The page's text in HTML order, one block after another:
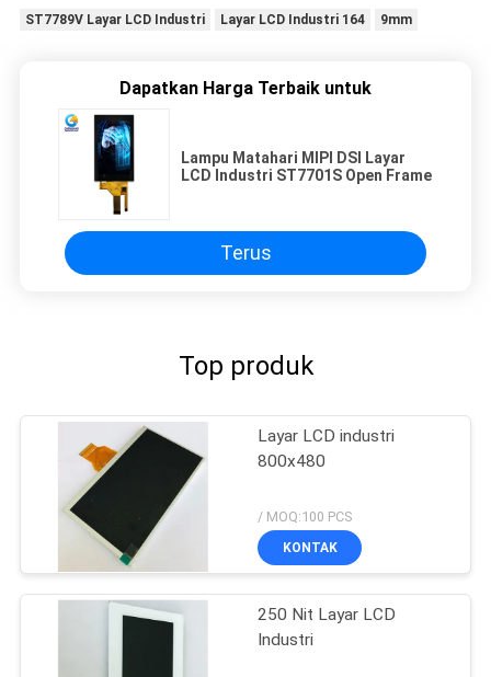
ST7789V Layar LCD Industri Layar LCD Industri 164 9mm
Dapatkan Harga Terbaik untuk
Lampu Matahari MIPI DSI Layar
LCD Industri ST7701S Open Frame
Terus
Top produk
Layar LCD industri
800x480
/ MOQ:100 PCS
KONTAK
250 Nit Layar LCD
Industri